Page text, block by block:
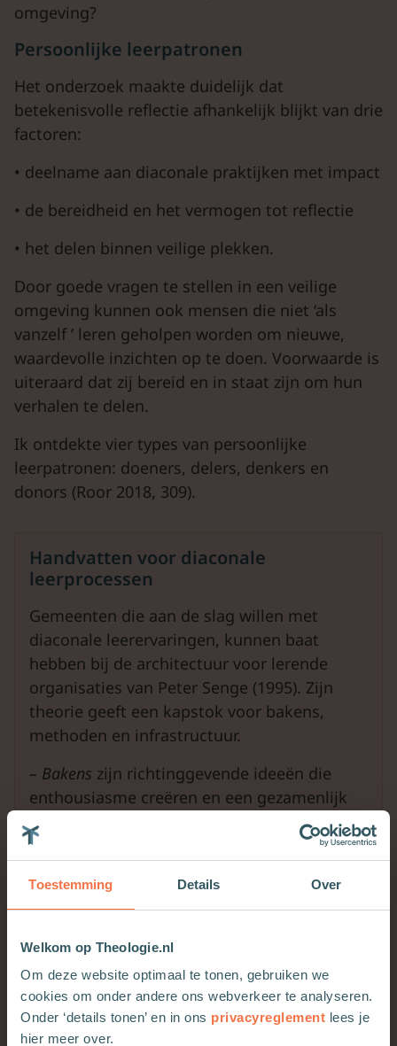
Toestemming Details Over
Welkom op Theologie.nl
Om deze website optimaal te tonen, gebruiken we
cookies om onder andere ons webverkeer te analyseren.
Onder ‘details tonen’ en in ons privacyreglement lees je
hier meer over.
omgeving?
Persoonlijke leerpatronen
Het onderzoek maakte duidelijk dat
betekenisvolle reflectie afhankelijk blijkt van drie
factoren:
• deelname aan diaconale praktijken met impact
• de bereidheid en het vermogen tot reflectie
• het delen binnen veilige plekken.
Door goede vragen te stellen in een veilige
omgeving kunnen ook mensen die niet ‘als
vanzelf ’ leren geholpen worden om nieuwe,
waardevolle inzichten op te doen. Voorwaarde is
uiteraard dat zij bereid en in staat zijn om hun
verhalen te delen.
Ik ontdekte vier types van persoonlijke
leerpatronen: doeners, delers, denkers en
donors (Roor 2018, 309).
Handvatten voor diaconale
leerprocessen
Gemeenten die aan de slag willen met
diaconale leerervaringen, kunnen baat
hebben bij de architectuur voor lerende
organisaties van Peter Senge (1995). Zijn
theorie geeft een kapstok voor bakens,
methoden en infrastructuur.
– Bakens zijn richtinggevende ideeën die
enthousiasme creëren en een gezamenlijk
doel.
– Methodenzijn vaardigheden en
werkvormen die het samen leren
bevorderen. Dialogiseren is daarvoor de
van ervaringen en overtuigingen met
aandacht voor de eigen innerlijke stemmen
(Van de Poll 2016). Daarbij kunnen
activerende werkvormen worden ingezet die